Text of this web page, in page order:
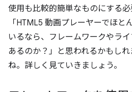
使用も比較的簡単なものにする必
「HTML5 動画プレーヤーでほと
いるなら、フレームワークやラ
あるのか？」と思われるかもし
ね。詳しく見ていきましょう。